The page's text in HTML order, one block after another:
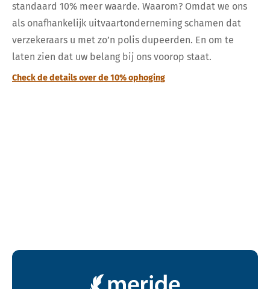
standaard 10% meer waarde. Waarom? Omdat we ons
als onafhankelijk uitvaartonderneming schamen dat
verzekeraars u met zo’n polis dupeerden. En om te
laten zien dat uw belang bij ons voorop staat.
Check de details over de 10% ophoging